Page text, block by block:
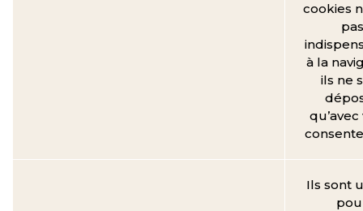
cookies
pas
à la
ils ne
Ils sont